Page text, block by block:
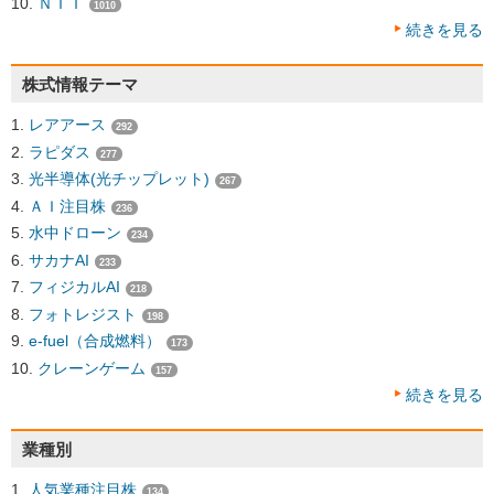
1010
続きを見る
株式情報テーマ
レアアース 292
ラピダス 277
光半導体(光チップレット) 267
ＡＩ注目株 236
水中ドローン 234
サカナAI 233
フィジカルAI 218
フォトレジスト 198
e-fuel（合成燃料） 173
クレーンゲーム 157
続きを見る
業種別
人気業種注目株 134